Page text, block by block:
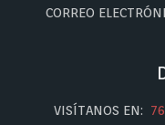
CORREO
VISÍTANOS EN: